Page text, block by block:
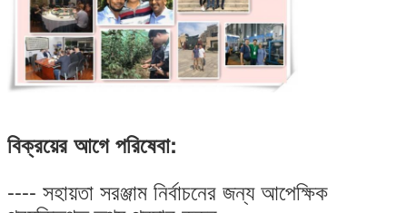
বিক্রয়ের আগে পরিষেবা:
---- সহায়তা সরঞ্জাম নির্বাচনের জন্য আপেক্ষিক